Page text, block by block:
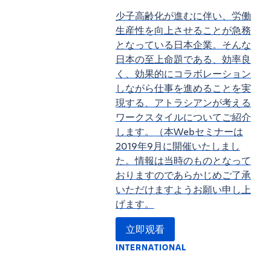
少子高齢化が進むに伴い、労働
生産性を向上させることが急務
となっている日本企業。そんな
日本の至上命題である、効率良
く、効果的にコラボレーション
しながら仕事を進めることを実
現する、アトラシアンが考える
ワークスタイルについてご紹介
します。
（本Webセミナーは
2019年9月に開催いたしまし
た。情報は当時のものとなって
おりますのであらかじめご了承
いただけますようお願い申し上
げます。
立即观看
INTERNATIONAL